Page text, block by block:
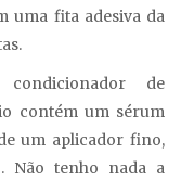
uma fita adesiva da
de
contém um sérum
um aplicador fino,
Não tenho nada a